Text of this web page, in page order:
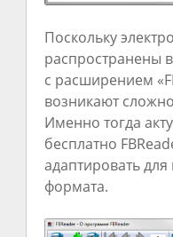
Поскольку
распространены
с расширением
возникают
Именно тогда
бесплатно
адаптировать
формата.